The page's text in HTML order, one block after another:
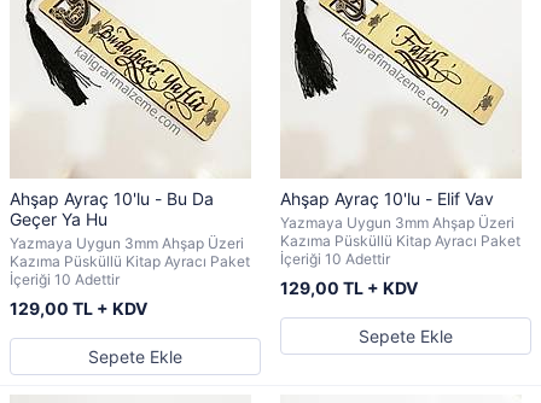
Ahşap Ayraç 10'lu - Bu Da
Geçer Ya Hu
Yazmaya Uygun 3mm Ahşap Üzeri
Kazıma Püsküllü Kitap Ayracı Paket
İçeriği 10 Adettir
129,00 TL + KDV
Sepete Ekle
Ahşap Ayraç 10'lu - Elif Vav
Yazmaya Uygun 3mm Ahşap Üzeri
Kazıma Püsküllü Kitap Ayracı Paket
İçeriği 10 Adettir
129,00 TL + KDV
Sepete Ekle